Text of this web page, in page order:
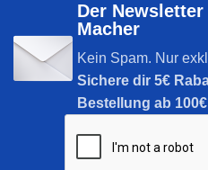
Der
Macher
Kein Spam. Nur
Sichere dir 5€
Bestellung ab